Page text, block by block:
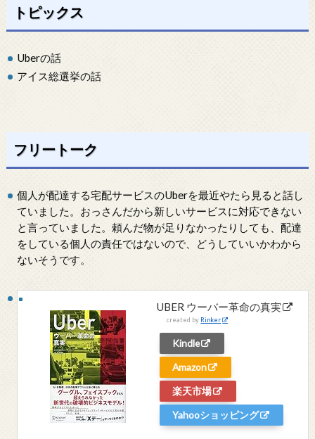
トピックス
Uberの話
アイス総選挙の話
フリートーク
個人が配達する宅配サービスのUberを最近やたら見ると話し
ていました。おっさんだから新しいサービスに対応できない
と言っていました。頼んだ物が足りなかったりしても、配達
をしている個人の責任ではないので、どうしていいかわから
ないそうです。
UBER ウーバー革命の真実
created by Rinker
Kindle
Amazon
楽天市場
Yahooショッピング